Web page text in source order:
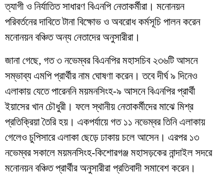
ত্যাগী ও নির্যাতিত সাধারণ বিএনপি নেতাকর্মীরা। মনোনয়ন
পরিবর্তনের দাবিতে টানা বিক্ষোভ ও অবরোধ কর্মসূচি পালন করেন
মনোনয়ন বঞ্চিত অন্য নেতাদের অনুসারীরা।
জানা গেছে, গত ৩ নভেম্বর বিএনপির মহাসচিব ২৩৬টি আসনে
সম্ভাব্য এমপি প্রার্থীর নাম ঘোষণা করেন। তবে দীর্ঘ ৯ দিনেও
এলাকায় যেতে পারেননি ময়মনসিংহ-৯ আসনে বিএনপির প্রার্থী
ইয়াসের খান চৌধুরী। ফলে স্থানীয় নেতাকর্মীদের মাঝে মিশ্র
প্রতিক্রিয়া তৈরি হয়। একপর্যায়ে গত ১১ নভেম্বর তিনি এলাকায়
গেলেও চুপিসারে এলাকা ছেড়ে ঢাকায় চলে আসেন। এরপর ১৩
নভেম্বর সকালে ময়মনসিংহ-কিশোরগঞ্জ মহাসড়কের নান্দাইল সদরে
মনোনয়ন বঞ্চিত প্রার্থীর অনুসারীরা প্রতিবাদী সমাবেশ করেন।